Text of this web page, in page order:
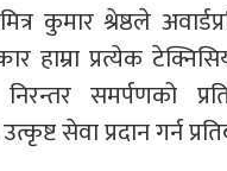
कुमार श्रेष्ठले
हाम्रा प्रत्येक
समर्पणको
सेवा प्रदान गर्न